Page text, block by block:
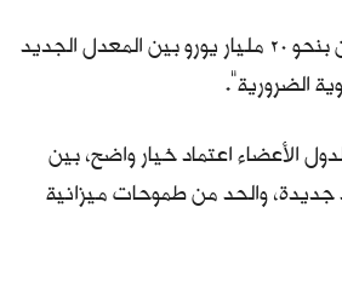
واوضح ان “الفرق سيكون بنحو 20 مليار يورو بين المعدل الجديد
الضرورية”.
الأعضاء اعتماد خيار واضح، بين
جديدة، والحد من طموحات ميزانية